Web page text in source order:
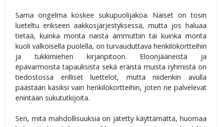
Sama ongelma koskee sukupuolijakoa. Naiset on tosin
lueteltu erikseen aakkosjärjestyksessä, mutta jos haluaa
tietää, kuinka monta naista ammuttiin tai kuinka monta
kuoli valkoisella puolella, on turvauduttava henkilökortteihin
ja tukkimiehen kirjanpitoon. Eloonjääneistä ja
epävarmoista tapauksista sekä eräistä muista ryhmistä on
tiedostossa erilliset luettelot, mutta niidenkin avulla
päästään käsiksi vain henkilökortteihin, joten ne palvelevat
enintään sukututkijoita.
Sen, mitä mahdollisuuksia on jätetty käyttämättä, huomaa